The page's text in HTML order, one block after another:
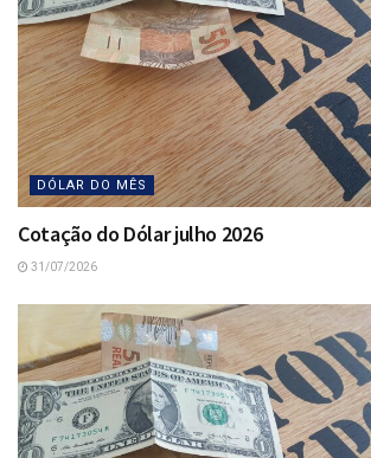
DÓLAR DO MÊS
Cotação do Dólar julho 2026
31/07/2026